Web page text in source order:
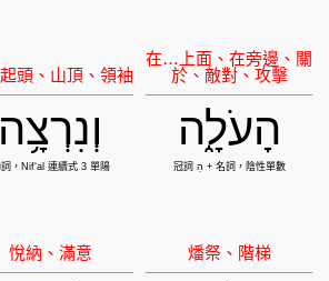
הָעֹלָ֑ה וְנִרְצָ֥ה